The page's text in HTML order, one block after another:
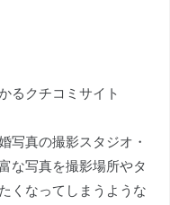
るクチコミサイト
写真の撮影スタジオ・
な写真を撮影場所やタ
くなってしまうような